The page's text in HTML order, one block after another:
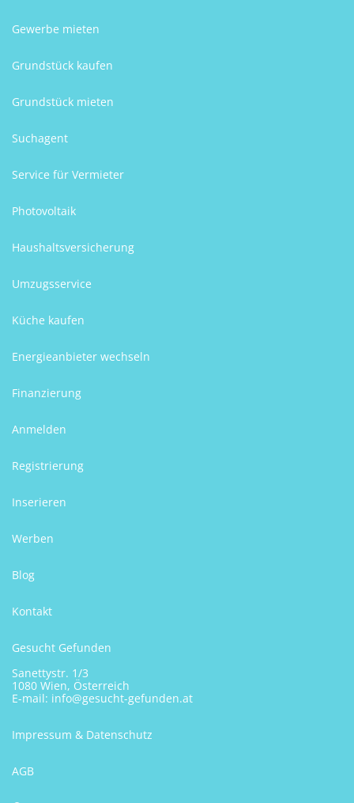
Gewerbe mieten
Grundstück kaufen
Grundstück mieten
Suchagent
Service für Vermieter
Photovoltaik
Haushaltsversicherung
Umzugsservice
Küche kaufen
Energieanbieter wechseln
Finanzierung
Anmelden
Registrierung
Inserieren
Werben
Blog
Kontakt
Gesucht Gefunden
Sanettystr. 1/3
1080 Wien, Österreich
E-mail: info@gesucht-gefunden.at
Impressum & Datenschutz
AGB